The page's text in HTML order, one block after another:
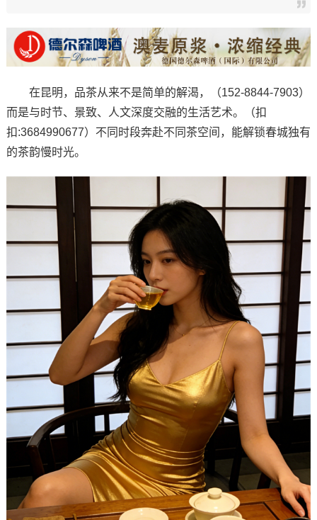
在昆明，品茶从来不是简单的解渴，（152-8844-7903）
而是与时节、景致、人文深度交融的生活艺术。（扣
扣:3684990677）不同时段奔赴不同茶空间，能解锁春城独有
的茶韵慢时光。